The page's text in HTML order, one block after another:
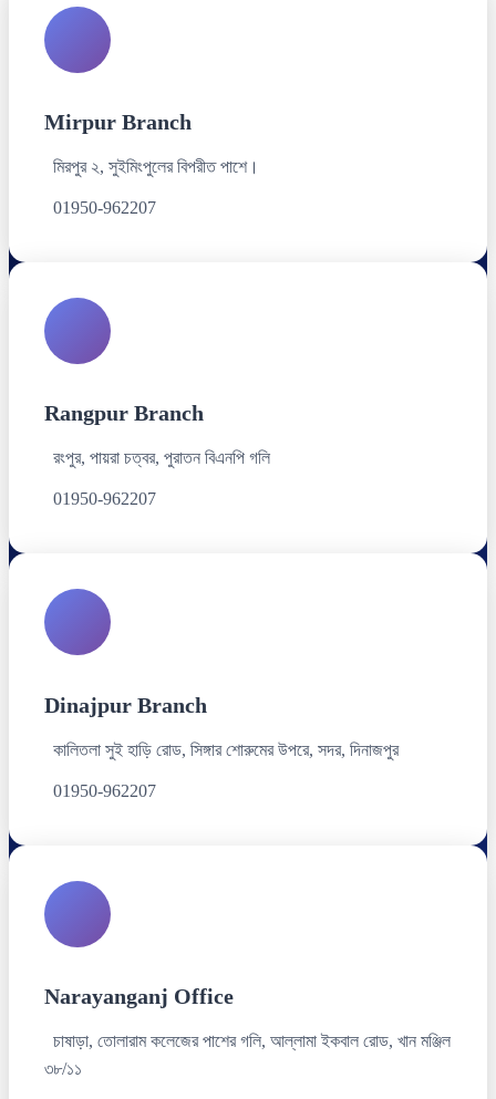
Mirpur Branch
মিরপুর ২, সুইমিংপুলের বিপরীত পাশে।
01950-962207
Rangpur Branch
রংপুর, পায়রা চত্বর, পুরাতন বিএনপি গলি
01950-962207
Dinajpur Branch
কালিতলা সুই হাড়ি রোড, সিঙ্গার শোরুমের উপরে, সদর, দিনাজপুর
01950-962207
Narayanganj Office
চাষাড়া, তোলারাম কলেজের পাশের গলি, আল্লামা ইকবাল রোড, খান মঞ্জিল
৩৮/১১